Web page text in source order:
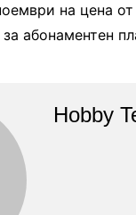
на цена
абонаментен
Hobby